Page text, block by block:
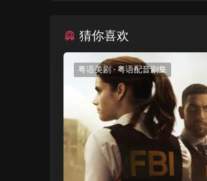
猜你喜欢
粤语美剧· 粤语配音剧集